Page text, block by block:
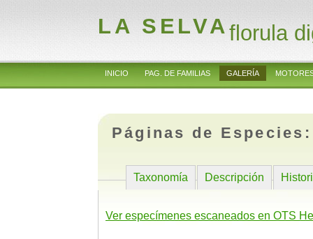
LA SELVAflorula
INICIO PAG. DE FAMILIAS GALERÍA
Páginas de
Taxonomía Descripción
Ver especímenes escaneados en OTS